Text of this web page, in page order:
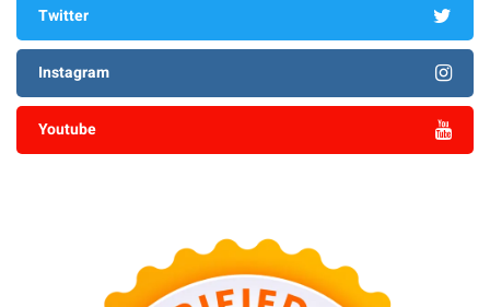
Twitter
Instagram
Youtube